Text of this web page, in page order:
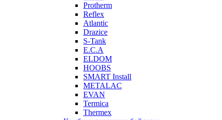
Protherm
Reflex
Atlantic
Drazice
S-Tank
E.C.A
ELDOM
HOOBS
SMART Install
METALAC
EVAN
Termica
Thermex